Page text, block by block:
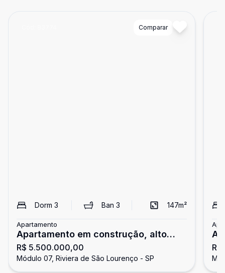
Comparar
Dorm 3 Ban3 147m²
Apartamento
Apartamento em construção, alto
padrão, 3 suítes, à venda na Riviera
de São Lourenço.
R$ 5.500.000,00
Módulo 07, Riviera de São Lourenço - SP